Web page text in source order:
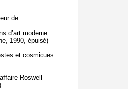
de :
d’art moderne
1990, épuisé)
et cosmiques
Roswell